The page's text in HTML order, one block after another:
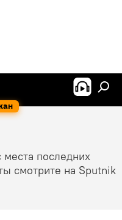
последних
смотрите на Sputnik